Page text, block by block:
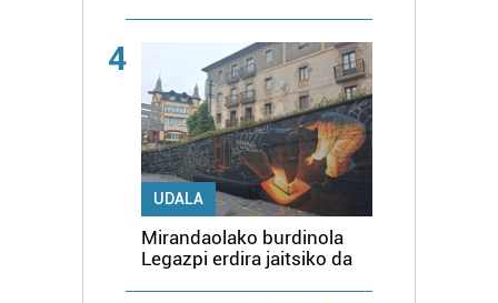
4
UDALA
Mirandaolako burdinola
Legazpi erdira jaitsiko da